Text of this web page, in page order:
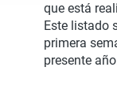
que está
Este listado
primera
presente